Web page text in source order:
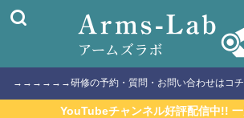
→→→→→→研修の予約・質問・お問い合わせは
YouTubeチャンネル好評配信中!! 一